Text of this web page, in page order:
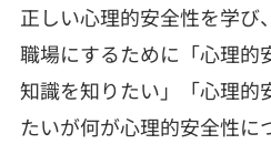
正しい心理的安全性を学び
職場にするために「心理的
知識を知りたい」「心理的
たいが何が心理的安全性に